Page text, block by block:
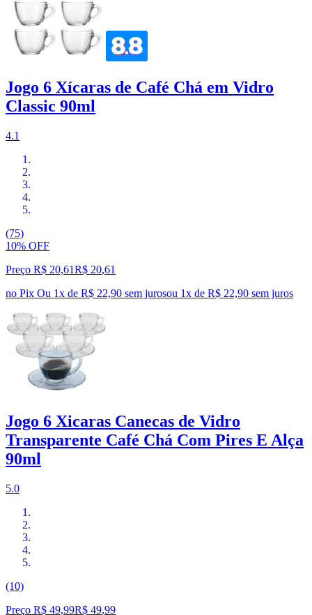
Jogo 6 Xícaras de Café Chá em Vidro
Classic 90ml
4.1
(75)
10% OFF
Preço R$ 20,61R$ 20,61
no Pix Ou 1x de R$ 22,90 sem jurosou 1x de R$ 22,90 sem juros
Jogo 6 Xicaras Canecas de Vidro
Transparente Café Chá Com Pires E Alça
90ml
5.0
(10)
Preço R$ 49,99R$ 49,99